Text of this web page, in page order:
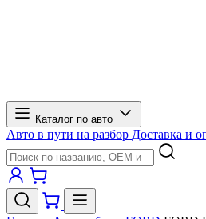
Каталог по авто
Авто в пути на разбор Доставка и